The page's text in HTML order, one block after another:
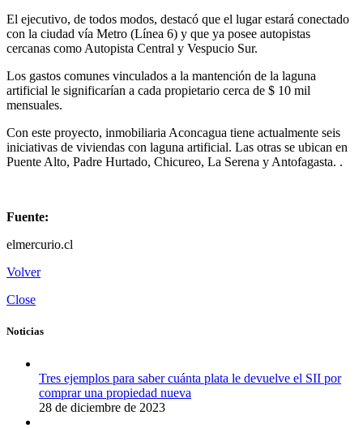
El ejecutivo, de todos modos, destacó que el lugar estará conectado
con la ciudad vía Metro (Línea 6) y que ya posee autopistas
cercanas como Autopista Central y Vespucio Sur.
Los gastos comunes vinculados a la mantención de la laguna
artificial le significarían a cada propietario cerca de $ 10 mil
mensuales.
Con este proyecto, inmobiliaria Aconcagua tiene actualmente seis
iniciativas de viviendas con laguna artificial. Las otras se ubican en
Puente Alto, Padre Hurtado, Chicureo, La Serena y Antofagasta. .
Fuente:
elmercurio.cl
Volver
Close
Noticias
Tres ejemplos para saber cuánta plata le devuelve el SII por
comprar una propiedad nueva
28 de diciembre de 2023